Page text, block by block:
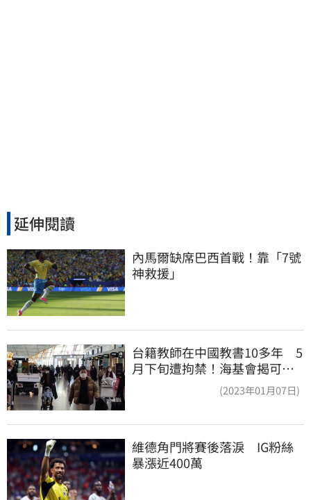
延伸閱讀
內馬爾缺席巴西首戰！靠「7號
神救援」
台籍教師在中國教書10多年 5
月下旬遭拘禁！海基會揭可能
(2023年01月07日)
維德角門將賽後落淚　IG粉絲
暴漲近400萬